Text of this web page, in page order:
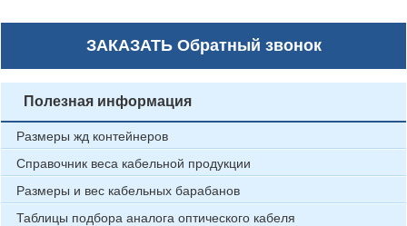
ЗАКАЗАТЬОбратный звонок
Полезная информация
Размеры жд контейнеров
Справочник веса кабельной продукции
Размеры и вес кабельных барабанов
Таблицы подбора аналога оптического кабеля